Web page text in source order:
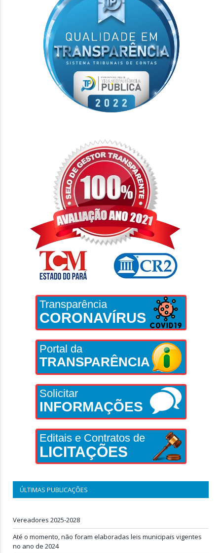
Transparência
CORONAVÍRUS
Portal da
TRANSPARÊNCIA
Solicitar
INFORMAÇÕES
Editais e Contratos de
LICITAÇÕES
ÚLTIMAS PUBLICAÇÕES
Vereadores 2025-2028
Até o momento, não foram elaboradas leis municipais vigentes
no ano de 2024